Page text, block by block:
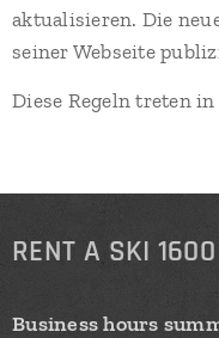
aktualisieren. Die
seiner Webseite
Diese Regeln treten
RENT A SKI 1600
Business hours